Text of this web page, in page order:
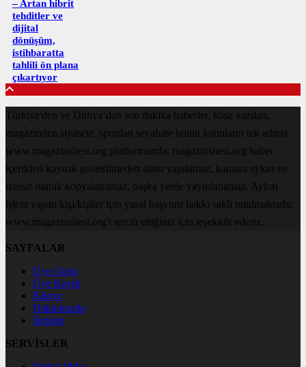
– Artan hibrit
tehditler ve
dijital
dönüşüm,
istihbaratta
tahlili ön plana
çıkartıyor
Türkiye'den ve Dünya’dan son dakika haberler, köşe yazıları,
magazinden siyasete, spordan seyahate bütün konuların tek adresi
www.magazinsitesi.org platformunda; magazinsitesi.org haber
içerikleri kaynak gösterilmeden alıntı yapılamaz, kanuna aykırı ve
izinsiz olarak kopyalanamaz, başka yerde yayınlanamaz. Aykırı
işlem yapan kişi/kişiler için yasal başvuru hakkı saklı tutulmaktadır.
www.magazinsitesi.org'i tercih ettiğiniz için teşekkür ederiz.
SAYFALAR
Üye Girişi
Üye Kaydı
Künye
Hakkımızda
İletişim
SERVİSLER